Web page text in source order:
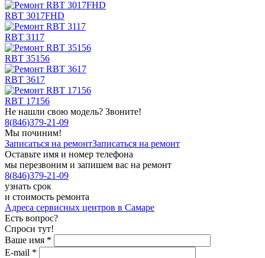
RBT 3017FHD
RBT 3117
RBT 35156
RBT 3617
RBT 17156
Не нашли свою модель? Звоните!
8(846)379-21-09
Мы починим!
Записаться на ремонтЗаписаться на ремонт
Оставьте имя и номер телефона
мы перезвоним и запишем вас на ремонт
8(846)379-21-09
узнать срок
и стоимость ремонта
Адреса сервисных центров в Самаре
Есть вопрос?
Спроси тут!
Ваше имя *
E-mail *